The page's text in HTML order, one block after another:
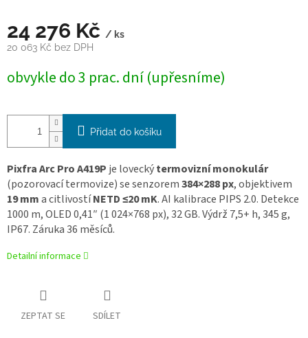
24 276 Kč / ks
20 063 Kč bez DPH
cena:
obvykle do 3 prac. dní (upřesníme)
Přidat do košíku
Pixfra Arc Pro A419P je loveckýtermovizní monokulár
(pozorovací termovize) se senzorem384×288 px, objektivem
19 mma citlivostíNETD ≤20 mK. AI kalibrace PIPS 2.0. Detekce
1000 m, OLED 0,41″ (1 024×768 px), 32 GB. Výdrž 7,5+ h, 345 g,
IP67. Záruka 36 měsíců.
Detailní informace
ZEPTAT SE SDÍLET